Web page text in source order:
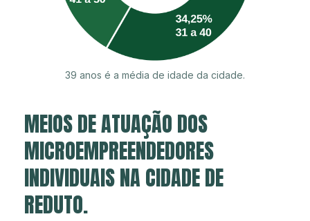
39 anos é a média de idade da cidade.
MEIOS DE ATUAÇÃO DOS
MICROEMPREENDEDORES
INDIVIDUAIS NA CIDADE DE
REDUTO.